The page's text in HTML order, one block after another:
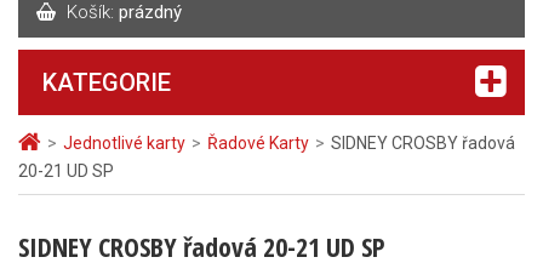
> Jednotlivé karty > Řadové Karty > SIDNEY CROSBY řadová
20-21 UD SP
SIDNEY CROSBY řadová 20-21 UD SP
Košík: prázdný
KATEGORIE